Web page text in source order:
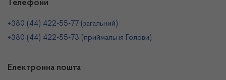
Телефони
+380 (44) 422-55-77 (загальний)
+380 (44) 422-55-73 (приймальня Голови)
Електронна пошта